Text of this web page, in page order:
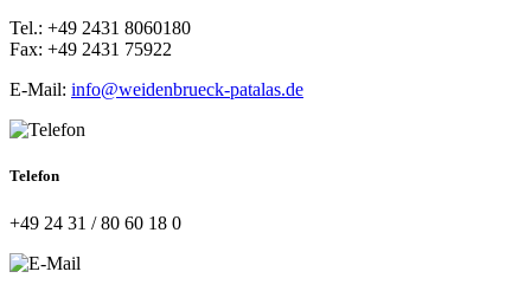
Tel.: +49 2431 8060180
Fax: +49 2431 75922
E-Mail: info@weidenbrueck-patalas.de
Telefon
+49 24 31 / 80 60 18 0